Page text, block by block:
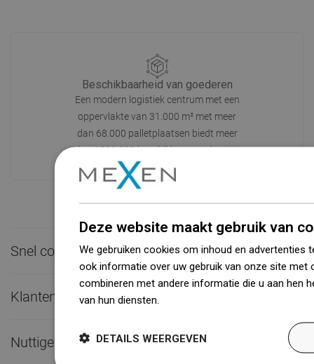
Beschikbaarheid van goederen
Een modern logistiek centrum met een
oppervlakte van 31.000 m² met meer
dan 68.000 palletplaatsen biedt meer
dan 1500.000 beschikbare producten!
Snel contact 
Klantenservice
Nuttige links 
Deze website maakt gebruik van
We gebruiken cookies om inhoud en advertenties
ook informatie over uw gebruik van onze site met
combineren met andere informatie die u aan hen
van hun diensten.
DETAILS WEERGEVEN